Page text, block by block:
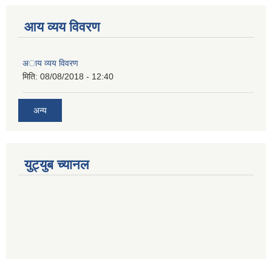
आय व्यय विवरण
अाय व्यय विवरण
मिति: 08/08/2018 - 12:40
अन्य
युट्युब च्यानल